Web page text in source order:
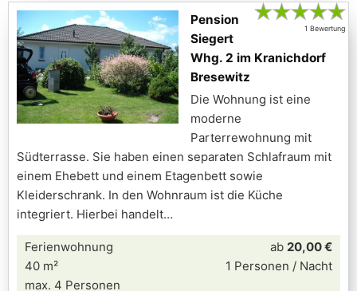
★★★★★
1 Bewertung
Pension
Siegert
Whg. 2 im Kranichdorf
Bresewitz
Die Wohnung ist eine
moderne
Parterrewohnung mit
Südterrasse. Sie haben einen separaten Schlafraum mit
einem Ehebett und einem Etagenbett sowie
Kleiderschrank. In den Wohnraum ist die Küche
integriert. Hierbei handelt
Ferienwohnung
40 m²
max. 4 Personen
ab 20,00 €
1 Personen / Nacht